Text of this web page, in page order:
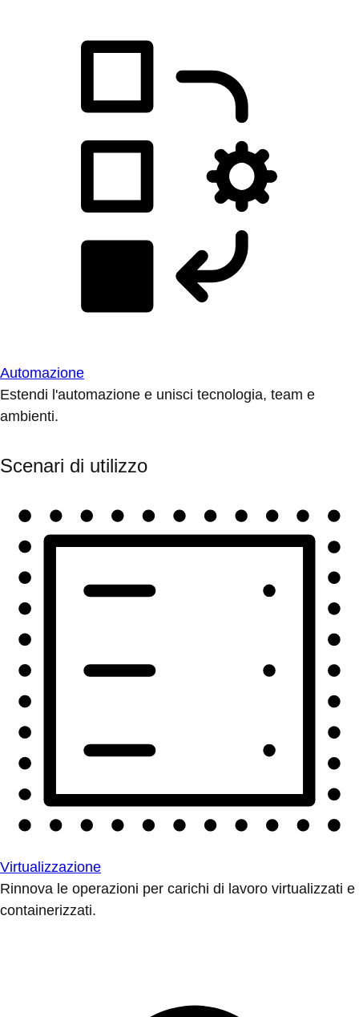
Automazione
Estendi l'automazione e unisci tecnologia, team e
ambienti.
Scenari di utilizzo
Virtualizzazione
Rinnova le operazioni per carichi di lavoro virtualizzati e
containerizzati.